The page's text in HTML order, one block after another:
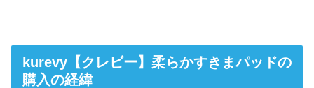
kurevy【クレビー】柔らかすきまパッドの
購入の経緯